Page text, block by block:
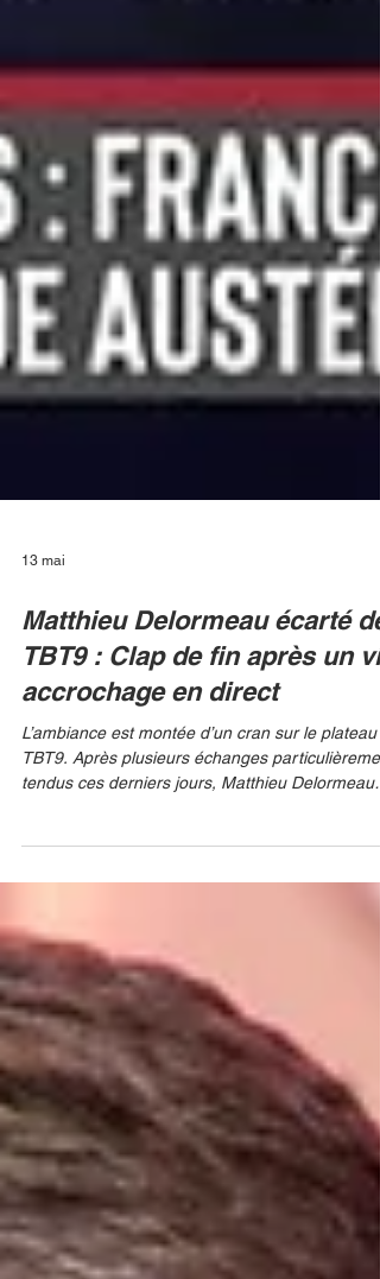
13 mai
Matthieu Delormeau écarté de
TBT9 : Clap de fin après un vif
accrochage en direct
L’ambiance est montée d’un cran sur le plateau
sources proches de la production, l'animateur
chroniqueur historique de l'antenne, suite à un
énième dérapage verbal qui a jeté un froid sur
l'émission. BFM/RMC Ce n'est pas la première
fois que le duo entretient des rapports électr